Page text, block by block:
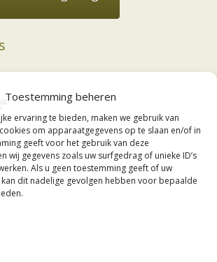
Toestemming beheren
ervaring te bieden, maken we gebruik van
om apparaatgegevens op te slaan en/of in
geeft voor het gebruik van deze
wij gegevens zoals uw surfgedrag of unieke ID’s
Als u geen toestemming geeft of uw
dit nadelige gevolgen hebben voor bepaalde
in de IB.... »
»
tegen fiscale boeten.... »
III-wetgeving van tafel.... »